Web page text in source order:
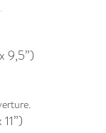
9,5”)